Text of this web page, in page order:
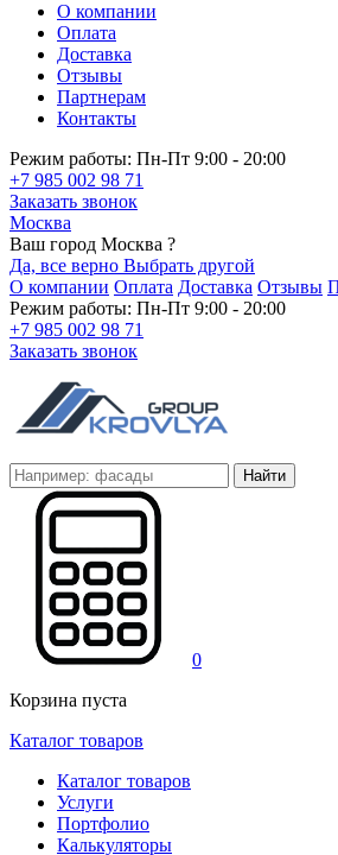
О компании
Оплата
Доставка
Отзывы
Партнерам
Контакты
Режим работы: Пн-Пт 9:00 - 20:00
+7 985 002 98 71
Заказать звонок
Москва
Ваш город Москва ?
Да, все верно Выбрать другой
О компании Оплата Доставка Отзывы
Режим работы: Пн-Пт 9:00 - 20:00
+7 985 002 98 71
Заказать звонок
Найти
0
Корзина пуста
Каталог товаров
Каталог товаров
Услуги
Портфолио
Калькуляторы